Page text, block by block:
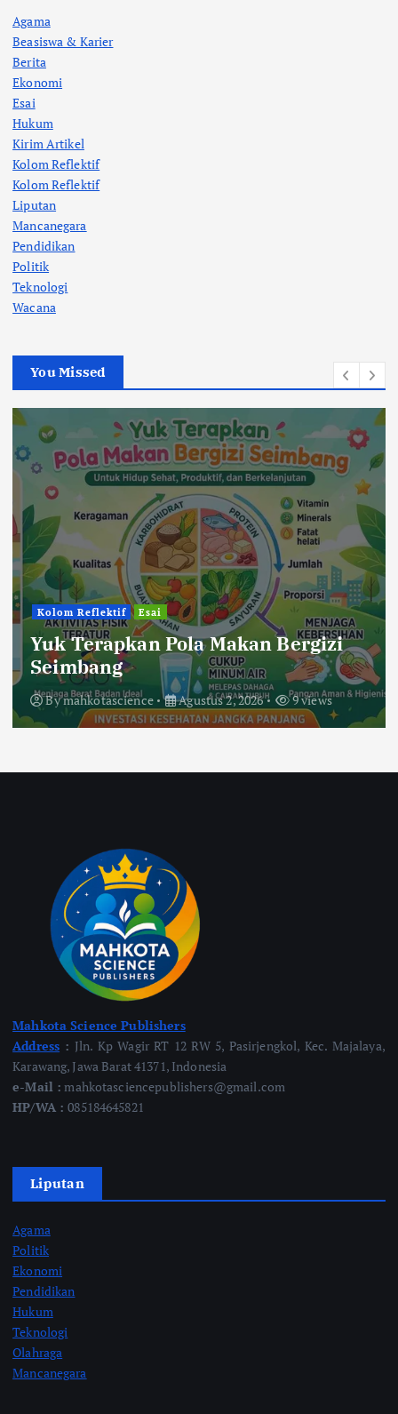
Agama
Beasiswa & Karier
Berita
Ekonomi
Esai
Hukum
Kirim Artikel
Kolom Reflektif
Kolom Reflektif
Liputan
Mancanegara
Pendidikan
Politik
Teknologi
Wacana
You Missed
Kolom Reflektif Esai
Yuk Terapkan Pola Makan Bergizi
Seimbang
Bymahkotascience Agustus 2, 2026 9 views
Mahkota Science Publishers
Address : Jln. Kp Wagir RT 12 RW 5, Pasirjengkol, Kec. Majalaya,
Karawang, Jawa Barat 41371, Indonesia
e-Mail : mahkotasciencepublishers@gmail.com
HP/WA :085184645821
Liputan
Agama
Politik
Ekonomi
Pendidikan
Hukum
Teknologi
Olahraga
Mancanegara